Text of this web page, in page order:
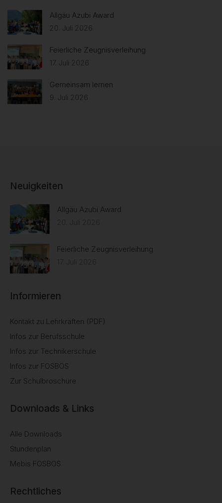
Allgäu Azubi Award
20. Juli 2026
Feierliche Zeugnisverleihung
17. Juli 2026
Gemeinsam lernen
9. Juli 2026
Neuigkeiten
Allgäu Azubi Award
Feierliche Zeugnisverleihung
Informieren
Kontakt zu Lehrkräften (PDF)
Infos zur Berufsschule
Infos zur Technikerschule
Infos zur FOSBOS
Zur Schulbroschüre
Downloads & Links
Alle Downloads
Stundenplan
Mebis FOSBOS
Rechtliches